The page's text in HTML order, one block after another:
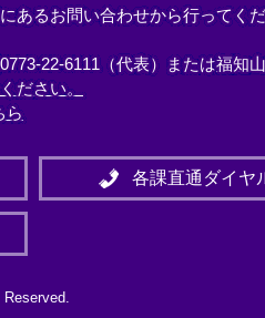
あるお問い合わせから行ってくだ
22-6111（代表）または福知
ださい。
ら
各課直通ダイヤ
Reserved.